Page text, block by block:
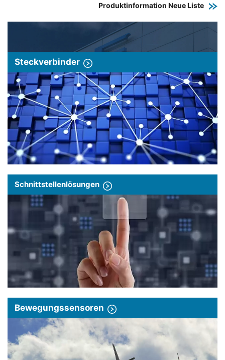
Produktinformation Neue Liste
Steckverbinder
Schnittstellenlösungen
Bewegungssensoren